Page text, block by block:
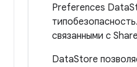
Preferences
связанными с
DataStore